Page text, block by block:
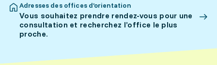
Adresses des offices d’orientation
Vous souhaitez prendre rendez-vous pour une
consultation et recherchez l’office le plus
proche.